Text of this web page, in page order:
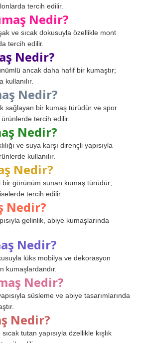
tercih edilir.
Nedir?
ve sıcak dokusuyla özellikle mont
tercih edilir.
Nedir?
ancak daha hafif bir kumaştır;
kullanılır.
Nedir?
sağlayan bir kumaş türüdür ve spor
tercih edilir.
Nedir?
ve suya karşı dirençli yapısıyla
kullanılır.
Nedir?
görünüm sunan kumaş türüdür;
tercih edilir.
Nedir?
gelinlik, abiye kumaşlarında
Nedir?
lüks mobilya ve dekorasyon
kumaşlardandır.
Nedir?
süsleme ve abiye tasarımlarında
Nedir?
tutan yapısıyla özellikle kışlık